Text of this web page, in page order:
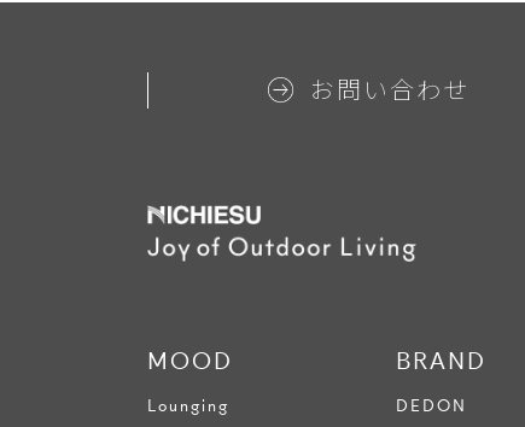
お問い合わせ
MOOD
Lounging
BRAND
DEDON